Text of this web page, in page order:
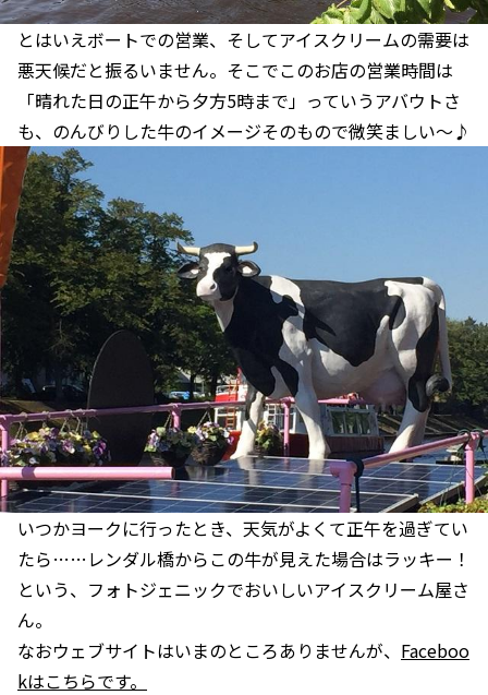
とはいえボートでの営業、そしてアイスクリームの需要は
悪天候だと振るいません。そこでこのお店の営業時間は
「晴れた日の正午から夕方5時まで」っていうアバウトさ
も、のんびりした牛のイメージそのもので微笑ましい～♪
いつかヨークに行ったとき、天気がよくて正午を過ぎてい
たら……レンダル橋からこの牛が見えた場合はラッキー！
という、フォトジェニックでおいしいアイスクリーム屋さ
ん。
なおウェブサイトはいまのところありませんが、 Faceboo
kはこちらです。